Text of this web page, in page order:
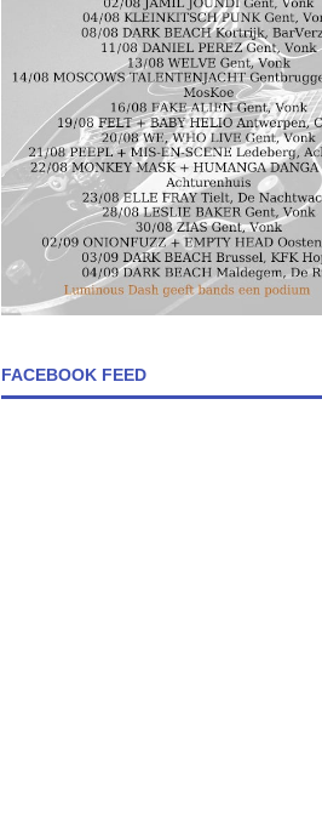
FACEBOOK FEED